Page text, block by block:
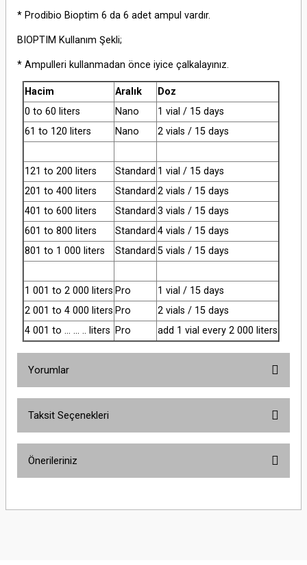
* Prodibio Bioptim 6 da 6 adet ampul vardır.
BIOPTIM Kullanım Şekli;
* Ampulleri kullanmadan önce iyice çalkalayınız.
Hacim Aralık
Doz
0 to 60 liters
Nano
1 vial / 15 days
61 to 120 liters
Nano 2 vials / 15 days
121 to 200 liters Standard 1 vial / 15 days
201 to 400 liters
Standard 2 vials / 15 days
401 to 600 liters
Standard 3 vials / 15 days
601 to 800 liters
Standard 4 vials / 15 days
801 to 1 000 liters
Standard 5 vials / 15 days
1 001 to 2 000 liters Pro
1 vial / 15 days
2 001 to 4 000 liters Pro
2 vials / 15 days
4 001 to ... ... .. liters Pro add 1 vial every 2 000 liters
Yorumlar
Taksit Seçenekleri
Önerileriniz
yetersiz gördüğünüz noktaları öneri formunu kullanarak tarafımıza